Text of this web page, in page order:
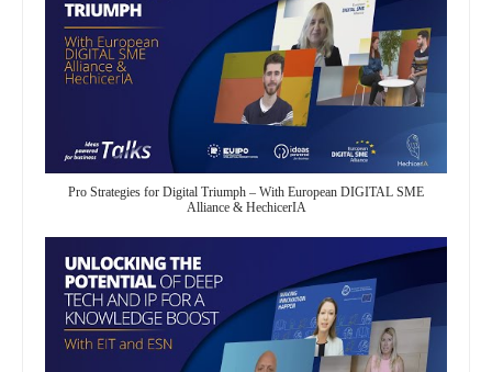
Pro Strategies for Digital Triumph – With European DIGITAL SME
Alliance & HechicerIA